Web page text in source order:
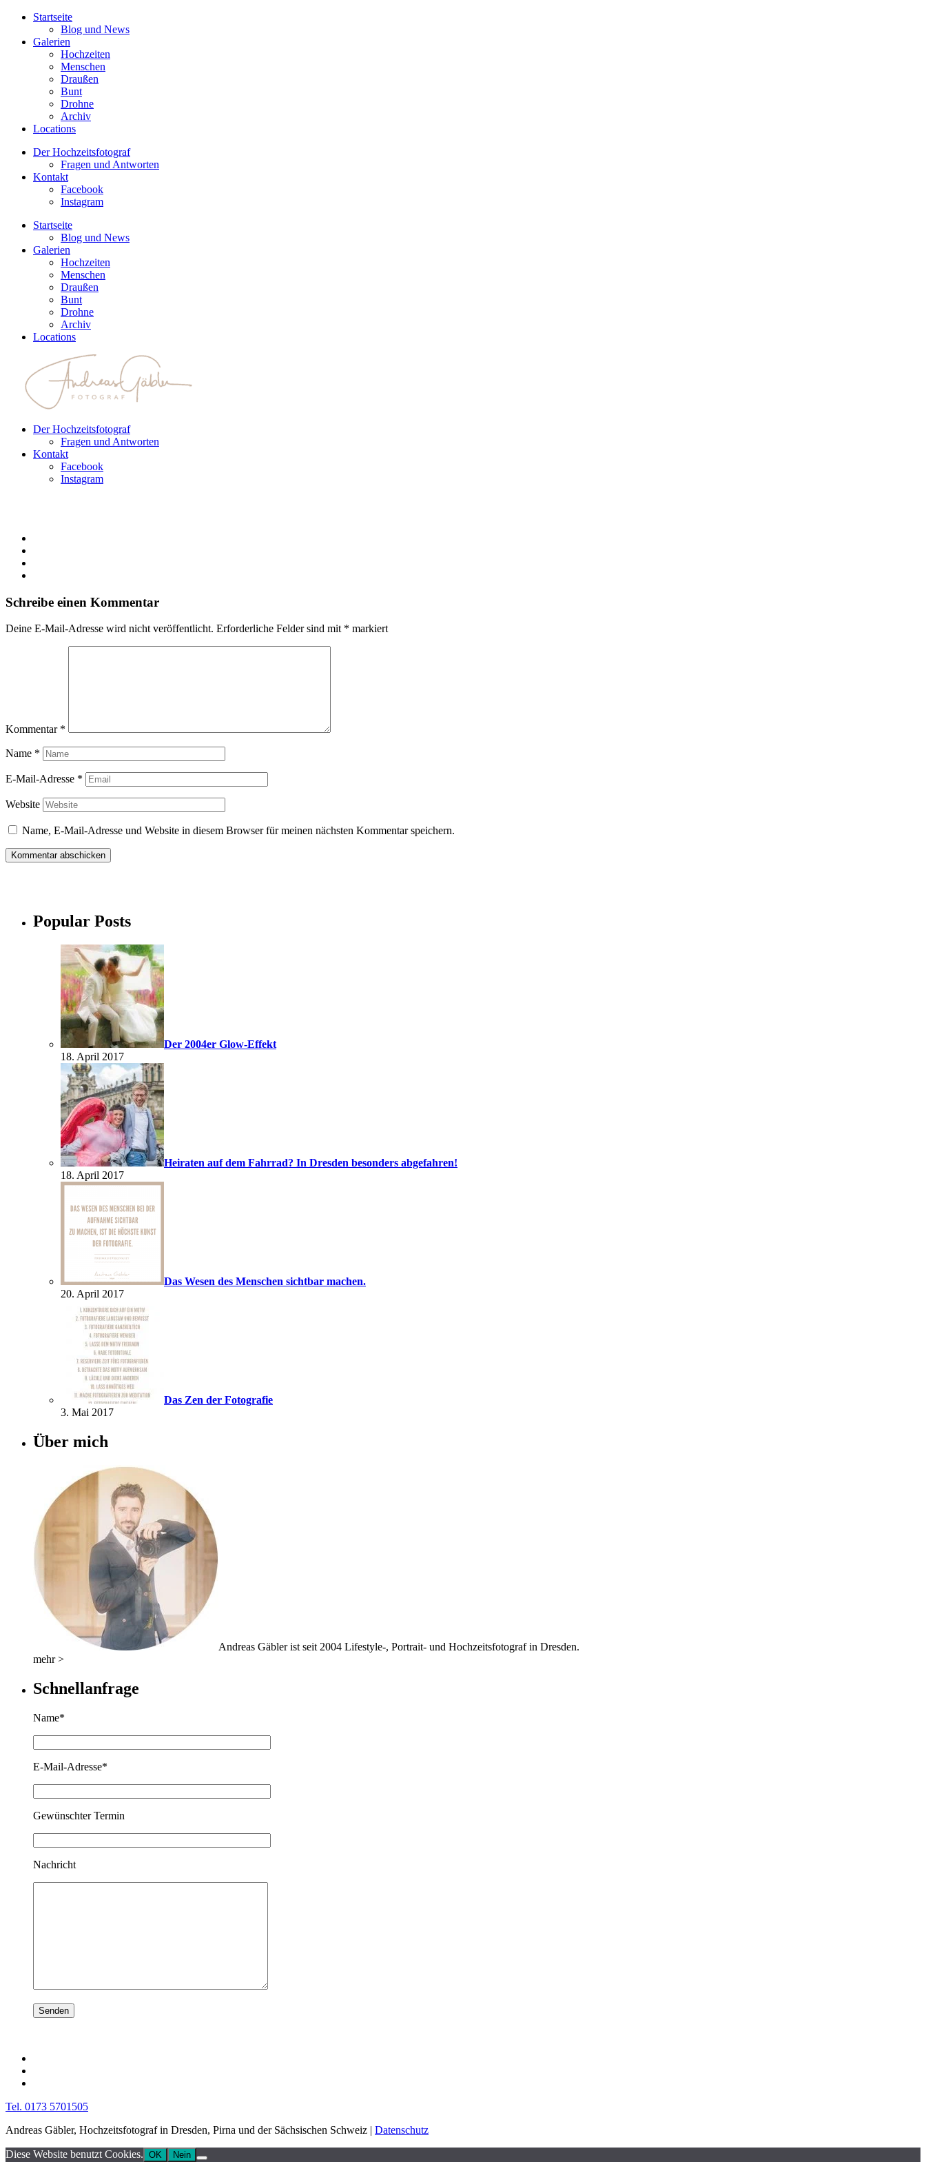
Startseite
Blog und News
Galerien
Hochzeiten
Menschen
Draußen
Bunt
Drohne
Archiv
Locations
Der Hochzeitsfotograf
Fragen und Antworten
Kontakt
Facebook
Instagram
Startseite
Blog und News
Galerien
Hochzeiten
Menschen
Draußen
Bunt
Drohne
Archiv
Locations
Der Hochzeitsfotograf
Fragen und Antworten
Kontakt
Facebook
Instagram
Schreibe einen Kommentar
Deine E-Mail-Adresse wird nicht veröffentlicht. Erforderliche Felder sind mit * markiert
Kommentar *
Name *
E-Mail-Adresse *
Website
Name, E-Mail-Adresse und Website in diesem Browser für meinen nächsten Kommentar speichern.
Popular Posts
Der 2004er Glow-Effekt
18. April 2017
Heiraten auf dem Fahrrad? In Dresden besonders abgefahren!
18. April 2017
Das Wesen des Menschen sichtbar machen.
20. April 2017
Das Zen der Fotografie
3. Mai 2017
Über mich
Andreas Gäbler ist seit 2004 Lifestyle-, Portrait- und Hochzeitsfotograf in Dresden.
mehr >
Schnellanfrage
Name*
E-Mail-Adresse*
Gewünschter Termin
Nachricht
Tel. 0173 5701505
Andreas Gäbler, Hochzeitsfotograf in Dresden, Pirna und der Sächsischen Schweiz | Datenschutz
Diese Website benutzt Cookies. OK Nein